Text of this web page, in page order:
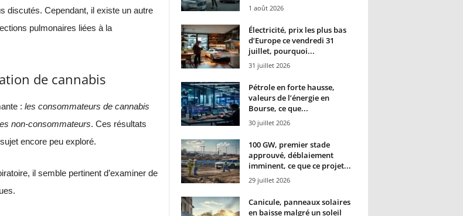
discutés. Cependant, il existe un autre
pulmonaires liées à la
de cannabis
: les consommateurs de cannabis
non-consommateurs. Ces résultats
encore peu exploré.
il semble pertinent d’examiner de
1 août 2026
Électricité, prix les plus bas
d’Europe ce vendredi 31
juillet, pourquoi...
31 juillet 2026
Pétrole en forte hausse,
valeurs de l’énergie en
Bourse, ce que...
30 juillet 2026
100 GW, premier stade
approuvé, déblaiement
imminent, ce que ce projet...
29 juillet 2026
Canicule, panneaux solaires
en baisse malgré un soleil